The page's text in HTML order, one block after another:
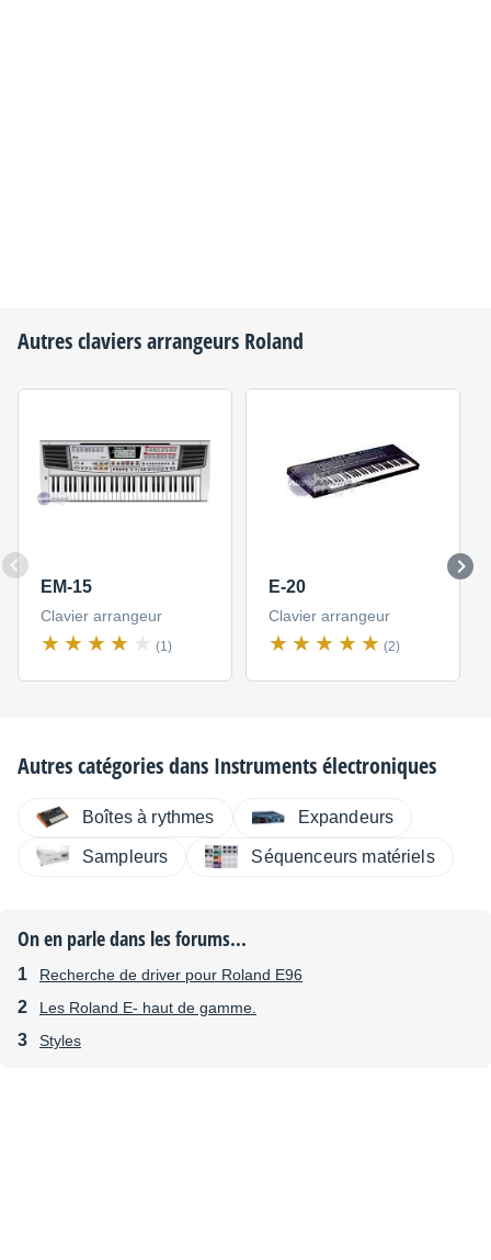
Autres claviers arrangeurs Roland
EM-15
Clavier arrangeur
(1)
E-20
Clavier arrangeur
(2)
Autres catégories dans Instruments électroniques
Boîtes à rythmes Expandeurs
Sampleurs Séquenceurs matériels
On en parle dans les forums...
Recherche de driver pour Roland E96
Les Roland E- haut de gamme.
Styles